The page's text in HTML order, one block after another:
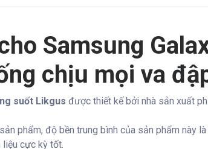
Samsung
chịu mọi va
suốt Likgus được thiết kế bởi nhà sản xuất
phẩm, độ bền trung bình của sản phẩm này
cực kỳ tốt.